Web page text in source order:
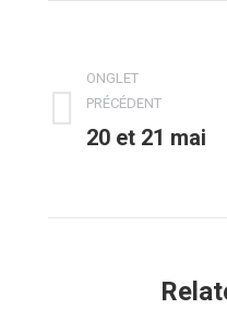
ONGLET
PRÉCÉDENT
précédent
20 et 21 mai